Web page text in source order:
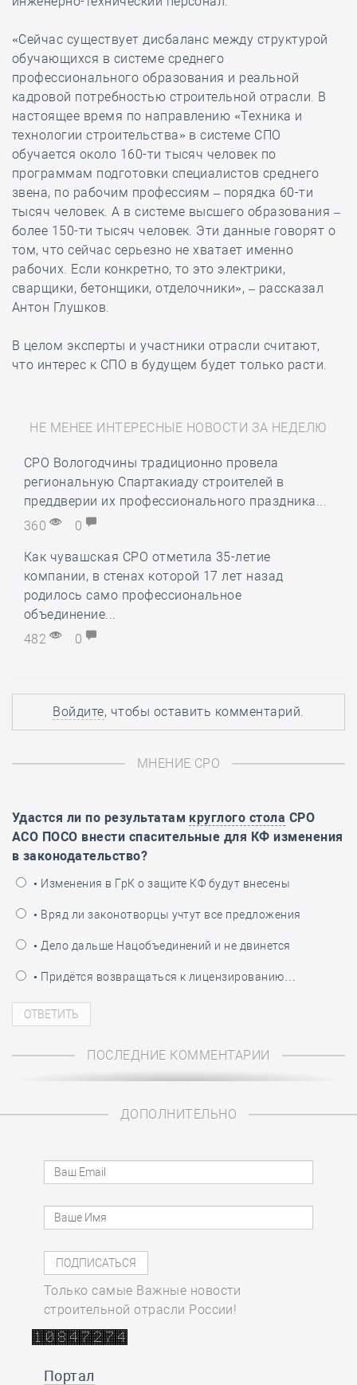
«Сейчас существует дисбаланс между структурой
обучающихся в системе среднего
профессионального образования и реальной
кадровой потребностью строительной отрасли. В
настоящее время по направлению «Техника и
технологии строительства» в системе СПО
обучается около 160-ти тысяч человек по
программам подготовки специалистов среднего
звена, по рабочим профессиям – порядка 60-ти
тысяч человек. А в системе высшего образования –
более 150-ти тысяч человек. Эти данные говорят о
том, что сейчас серьезно не хватает именно
рабочих. Если конкретно, то это электрики,
сварщики, бетонщики, отделочники», – рассказал
Антон Глушков.
В целом эксперты и участники отрасли считают,
что интерес к СПО в будущем будет только расти.
НЕ МЕНЕЕ ИНТЕРЕСНЫЕ НОВОСТИ ЗА НЕДЕЛЮ
СРО Вологодчины традиционно провела
региональную Спартакиаду строителей в
преддверии их профессионального праздника...
360
0
Как чувашская СРО отметила 35-летие
компании, в стенах которой 17 лет назад
родилось само профессиональное
объединение...
482
0
Войдите, чтобы оставить комментарий.
МНЕНИЕ СРО
Удастся ли по результатам круглого стола СРО
АСО ПОСО внести спасительные для КФ изменения
в законодательство?
• Изменения в ГрК о защите КФ будут внесены
• Вряд ли законотворцы учтут все предложения
• Дело дальше Нацобъединений и не двинется
• Придётся возвращаться к лицензированию…
ПОСЛЕДНИЕ КОММЕНТАРИИ
ДОПОЛНИТЕЛЬНО
Только самые Важные новости
строительной отрасли России!
Портал